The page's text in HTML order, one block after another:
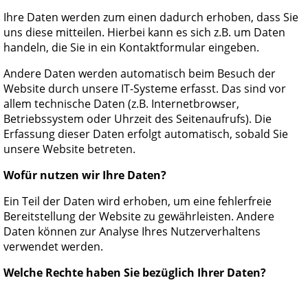
Ihre Daten werden zum einen dadurch erhoben, dass Sie
uns diese mitteilen. Hierbei kann es sich z.B. um Daten
handeln, die Sie in ein Kontaktformular eingeben.
Andere Daten werden automatisch beim Besuch der
Website durch unsere IT-Systeme erfasst. Das sind vor
allem technische Daten (z.B. Internetbrowser,
Betriebssystem oder Uhrzeit des Seitenaufrufs). Die
Erfassung dieser Daten erfolgt automatisch, sobald Sie
unsere Website betreten.
Wofür nutzen wir Ihre Daten?
Ein Teil der Daten wird erhoben, um eine fehlerfreie
Bereitstellung der Website zu gewährleisten. Andere
Daten können zur Analyse Ihres Nutzerverhaltens
verwendet werden.
Welche Rechte haben Sie bezüglich Ihrer Daten?